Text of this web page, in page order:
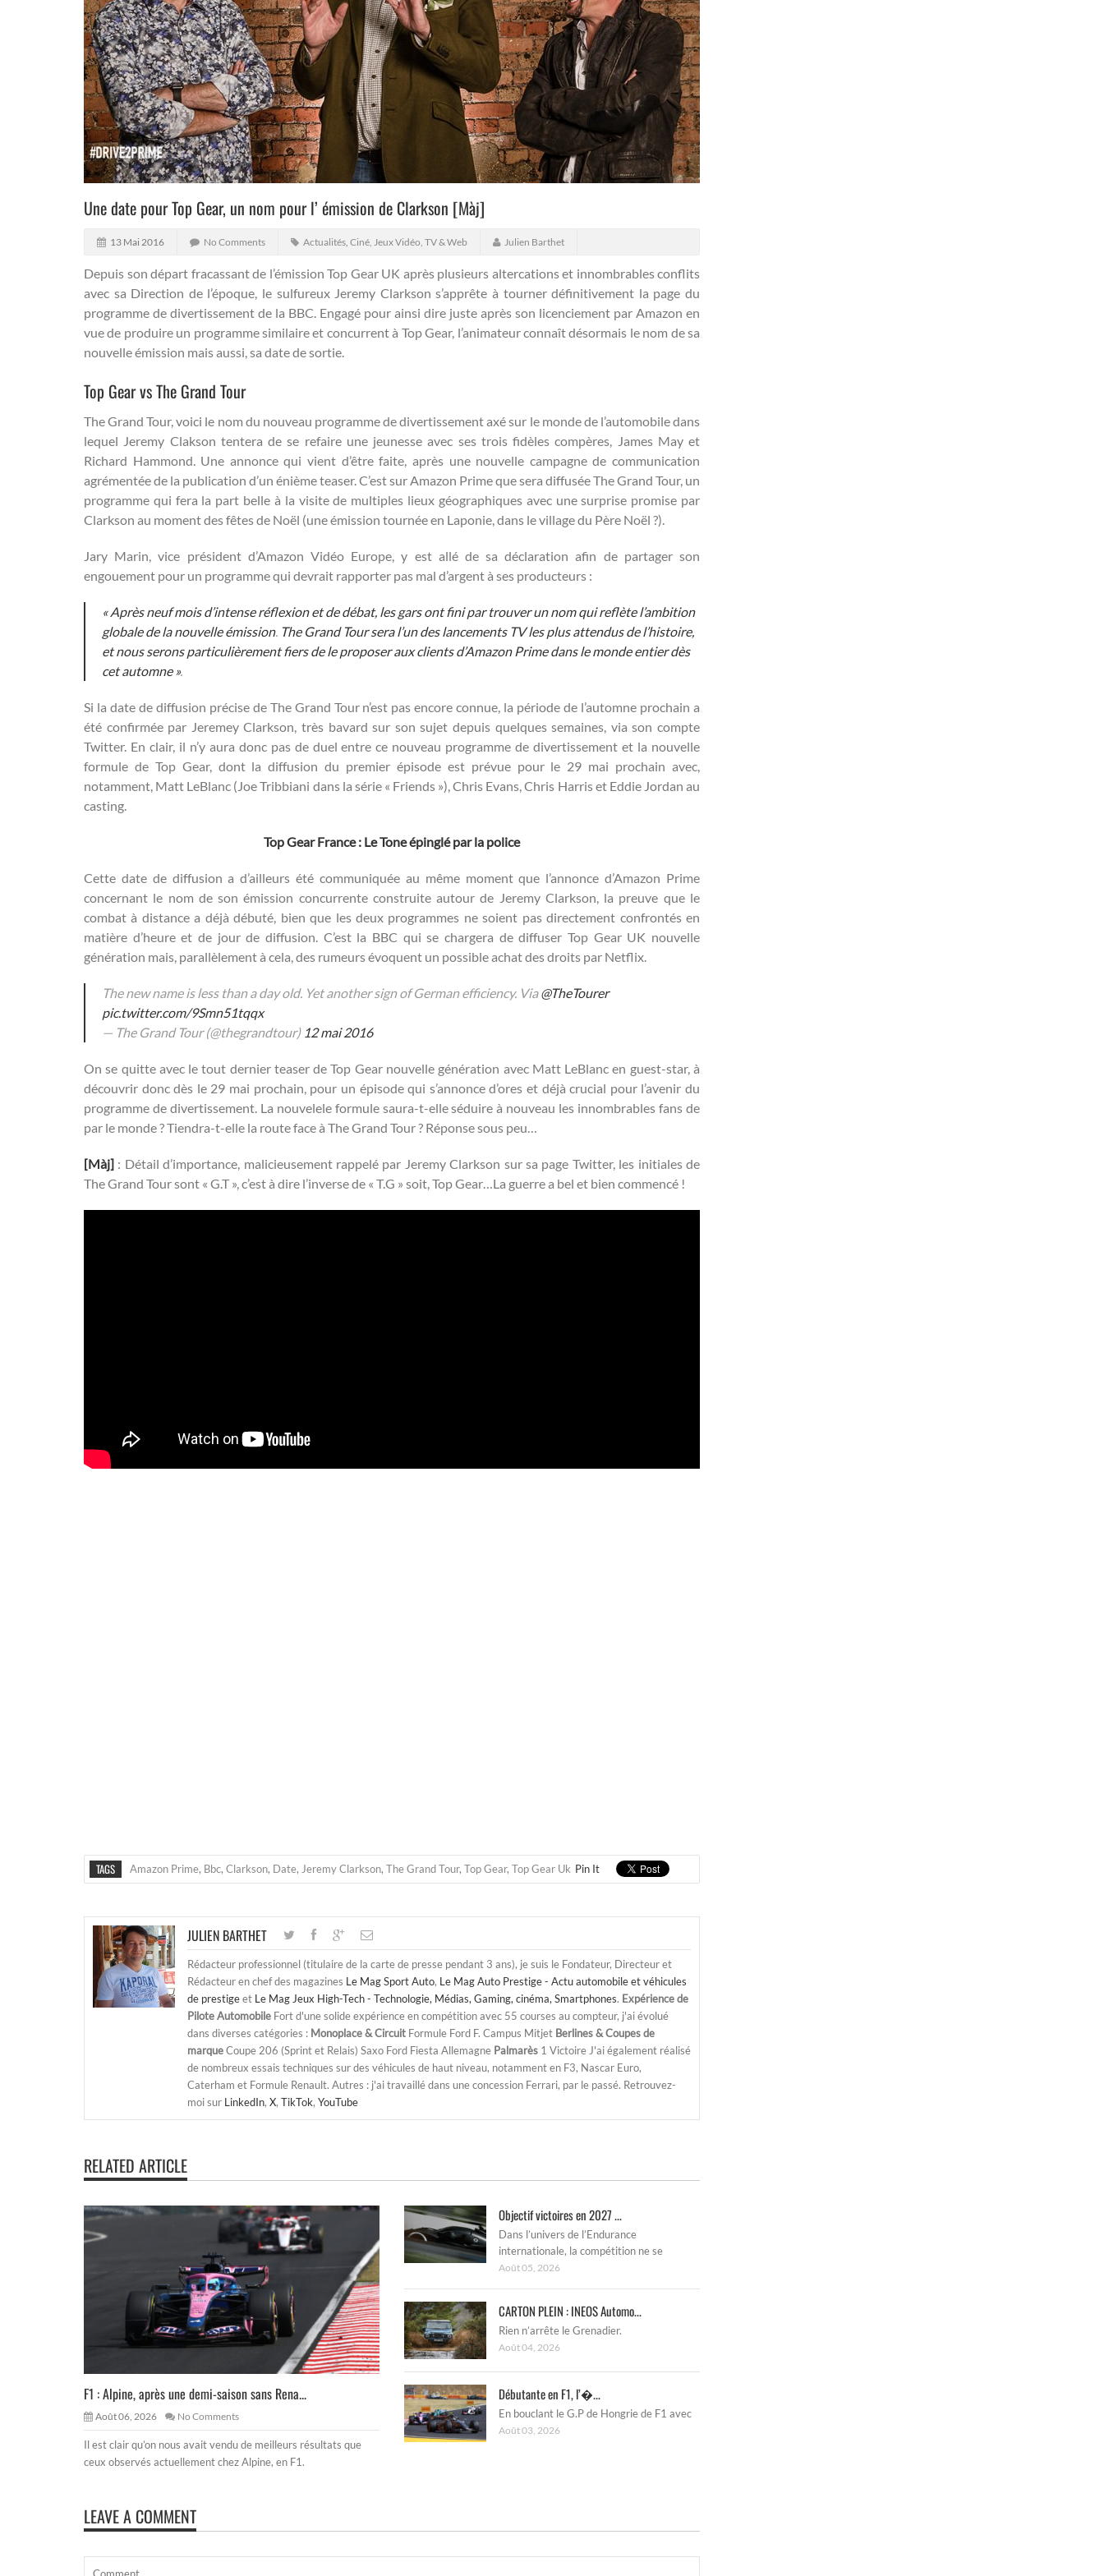
Une date pour Top Gear, un nom pour l’ émission de Clarkson [Màj]
13 Mai 2016 No Comments Actualités, Ciné, Jeux Vidéo, TV & Web Julien Barthet
Depuis son départ fracassant de l’émission Top Gear UK après plusieurs altercations et innombrables conflits
avec sa Direction de l’époque, le sulfureux Jeremy Clarkson s’apprête à tourner définitivement la page du
programme de divertissement de la BBC. Engagé pour ainsi dire juste après son licenciement par Amazon en
vue de produire un programme similaire et concurrent à Top Gear, l’animateur connaît désormais le nom de sa
nouvelle émission mais aussi, sa date de sortie.
Top Gear vs The Grand Tour
The Grand Tour, voici le nom du nouveau programme de divertissement axé sur le monde de l’automobile dans
lequel Jeremy Clakson tentera de se refaire une jeunesse avec ses trois fidèles compères, James May et
Richard Hammond. Une annonce qui vient d’être faite, après une nouvelle campagne de communication
agrémentée de la publication d’un énième teaser. C’est sur Amazon Prime que sera diffusée The Grand Tour, un
programme qui fera la part belle à la visite de multiples lieux géographiques avec une surprise promise par
Clarkson au moment des fêtes de Noël (une émission tournée en Laponie, dans le village du Père Noël ?).
Jary Marin, vice président d’Amazon Vidéo Europe, y est allé de sa déclaration afin de partager son
engouement pour un programme qui devrait rapporter pas mal d’argent à ses producteurs :
« Après neuf mois d’intense réflexion et de débat, les gars ont fini par trouver un nom qui reflète l’ambition
globale de la nouvelle émission. The Grand Tour sera l’un des lancements TV les plus attendus de l’histoire,
et nous serons particulièrement fiers de le proposer aux clients d’Amazon Prime dans le monde entier dès
cet automne ».
Si la date de diffusion précise de The Grand Tour n’est pas encore connue, la période de l’automne prochain a
été confirmée par Jeremey Clarkson, très bavard sur son sujet depuis quelques semaines, via son compte
Twitter. En clair, il n’y aura donc pas de duel entre ce nouveau programme de divertissement et la nouvelle
formule de Top Gear, dont la diffusion du premier épisode est prévue pour le 29 mai prochain avec,
notamment, Matt LeBlanc (Joe Tribbiani dans la série « Friends »), Chris Evans, Chris Harris et Eddie Jordan au
casting.
Top Gear France : Le Tone épinglé par la police
Cette date de diffusion a d’ailleurs été communiquée au même moment que l’annonce d’Amazon Prime
concernant le nom de son émission concurrente construite autour de Jeremy Clarkson, la preuve que le
combat à distance a déjà débuté, bien que les deux programmes ne soient pas directement confrontés en
matière d’heure et de jour de diffusion. C’est la BBC qui se chargera de diffuser Top Gear UK nouvelle
génération mais, parallèlement à cela, des rumeurs évoquent un possible achat des droits par Netflix.
The new name is less than a day old. Yet another sign of German efficiency. Via@TheTourer
pic.twitter.com/9Smn51tqqx
— The Grand Tour (@thegrandtour) 12 mai 2016
On se quitte avec le tout dernier teaser de Top Gear nouvelle génération avec Matt LeBlanc en guest-star, à
découvrir donc dès le 29 mai prochain, pour un épisode qui s’annonce d’ores et déjà crucial pour l’avenir du
programme de divertissement. La nouvelele formule saura-t-elle séduire à nouveau les innombrables fans de
par le monde ? Tiendra-t-elle la route face à The Grand Tour ? Réponse sous peu…
[Màj] : Détail d’importance, malicieusement rappelé par Jeremy Clarkson sur sa page Twitter, les initiales de
The Grand Tour sont « G.T », c’est à dire l’inverse de « T.G » soit, Top Gear…La guerre a bel et bien commencé !
TAGS Amazon Prime, Bbc, Clarkson, Date, Jeremy Clarkson, The Grand Tour, Top Gear, Top Gear Uk Pin It
JULIEN BARTHET
Rédacteur professionnel (titulaire de la carte de presse pendant 3 ans), je suis le Fondateur, Directeur et
Rédacteur en chef des magazines Le Mag Sport Auto, Le Mag Auto Prestige - Actu automobile et véhicules
de prestigeet Le Mag Jeux High-Tech - Technologie, Médias, Gaming, cinéma, Smartphones. Expérience de
Pilote Automobile Fort d'une solide expérience en compétition avec 55 courses au compteur, j'ai évolué
dans diverses catégories : Monoplace & Circuit Formule Ford F. Campus Mitjet Berlines & Coupes de
marqueCoupe 206 (Sprint et Relais) Saxo Ford Fiesta Allemagne Palmarès 1 Victoire J'ai également réalisé
de nombreux essais techniques sur des véhicules de haut niveau, notamment en F3, Nascar Euro,
Caterham et Formule Renault. Autres : j'ai travaillé dans une concession Ferrari, par le passé. Retrouvez-
moi sur LinkedIn, X, TikTok, YouTube
RELATED ARTICLE
F1 : Alpine, après une demi-saison sans Rena...
Août 06, 2026 No Comments
Il est clair qu’on nous avait vendu de meilleurs résultats que
ceux observés actuellement chez Alpine, en F1.
Objectif victoires en 2027 ...
Dans l’univers de l’Endurance
internationale, la compétition ne se
Août 05, 2026
CARTON PLEIN : INEOS Automo...
Rien n’arrête le Grenadier.
Août 04, 2026
Débutante en F1, l’�...
En bouclant le G.P de Hongrie de F1 avec
Août 03, 2026
LEAVE A COMMENT